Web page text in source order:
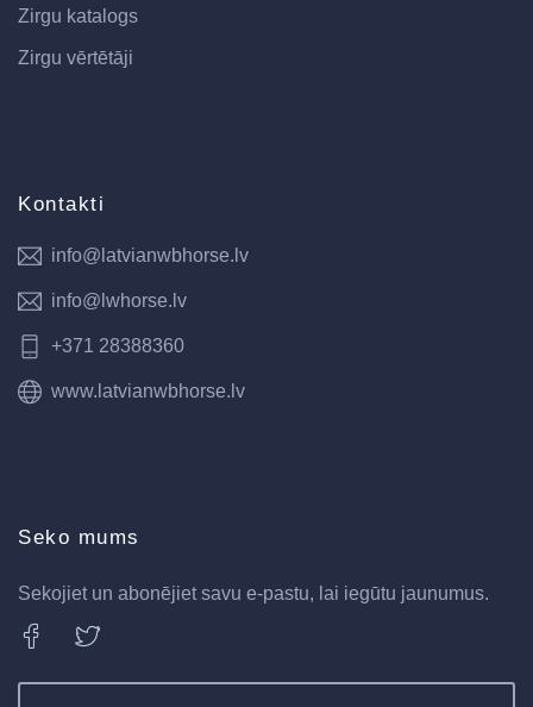
Zirgu katalogs
Zirgu vērtētāji
Kontakti
info@latvianwbhorse.lv
info@lwhorse.lv
+371 28388360
www.latvianwbhorse.lv
Seko mums
Sekojiet un abonējiet savu e-pastu, lai iegūtu jaunumus.